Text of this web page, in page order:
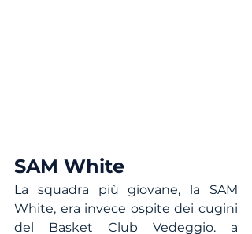
SAM White
La squadra più giovane, la SAM
White, era invece ospite dei cugini
del Basket Club Vedeggio. a